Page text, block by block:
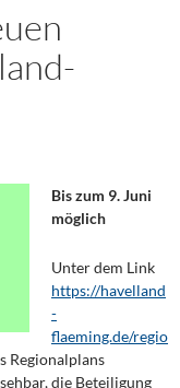
Bis zum 9. Juni
möglich
Unter dem Link
https://havelland
-
flaeming.de/regio
Regionalplans
die Beteiligung